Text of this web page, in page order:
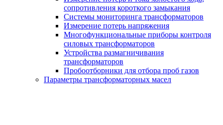
сопротивления короткого замыкания
Системы мониторинга трансформаторов
Измерение потерь напряжения
Многофункциональные приборы контроля
силовых трансформаторов
Устройства размагничивания
трансформаторов
Пробоотборники для отбора проб газов
Параметры трансформаторных масел